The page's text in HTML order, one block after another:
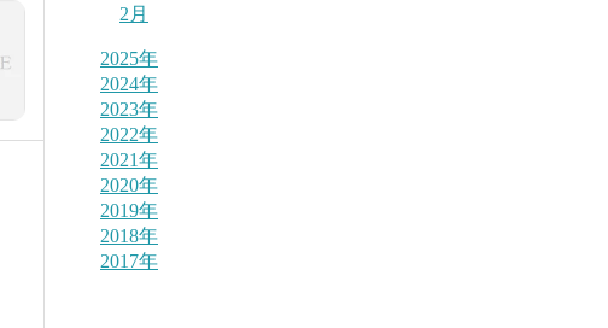
2月
2025年
2024年
2023年
2022年
2021年
2020年
2019年
2018年
2017年